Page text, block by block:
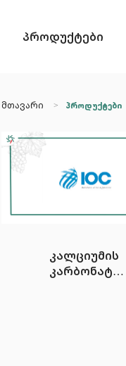
პროდუქტები
მთავარი პროდუქტები
კალციუმის
კარბონატი